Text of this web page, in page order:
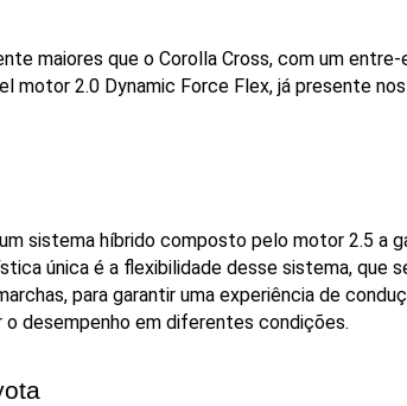
maiores que o Corolla Cross, com um
2.0 Dynamic Force Flex, já presente
sistema híbrido composto pelo motor 2.5 a
única é a flexibilidade desse sistema, que
para garantir uma experiência de
desempenho em diferentes condições.